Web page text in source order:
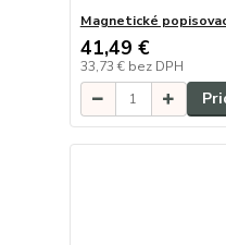
Magnetické
41,49 €
33,73 € bez DPH